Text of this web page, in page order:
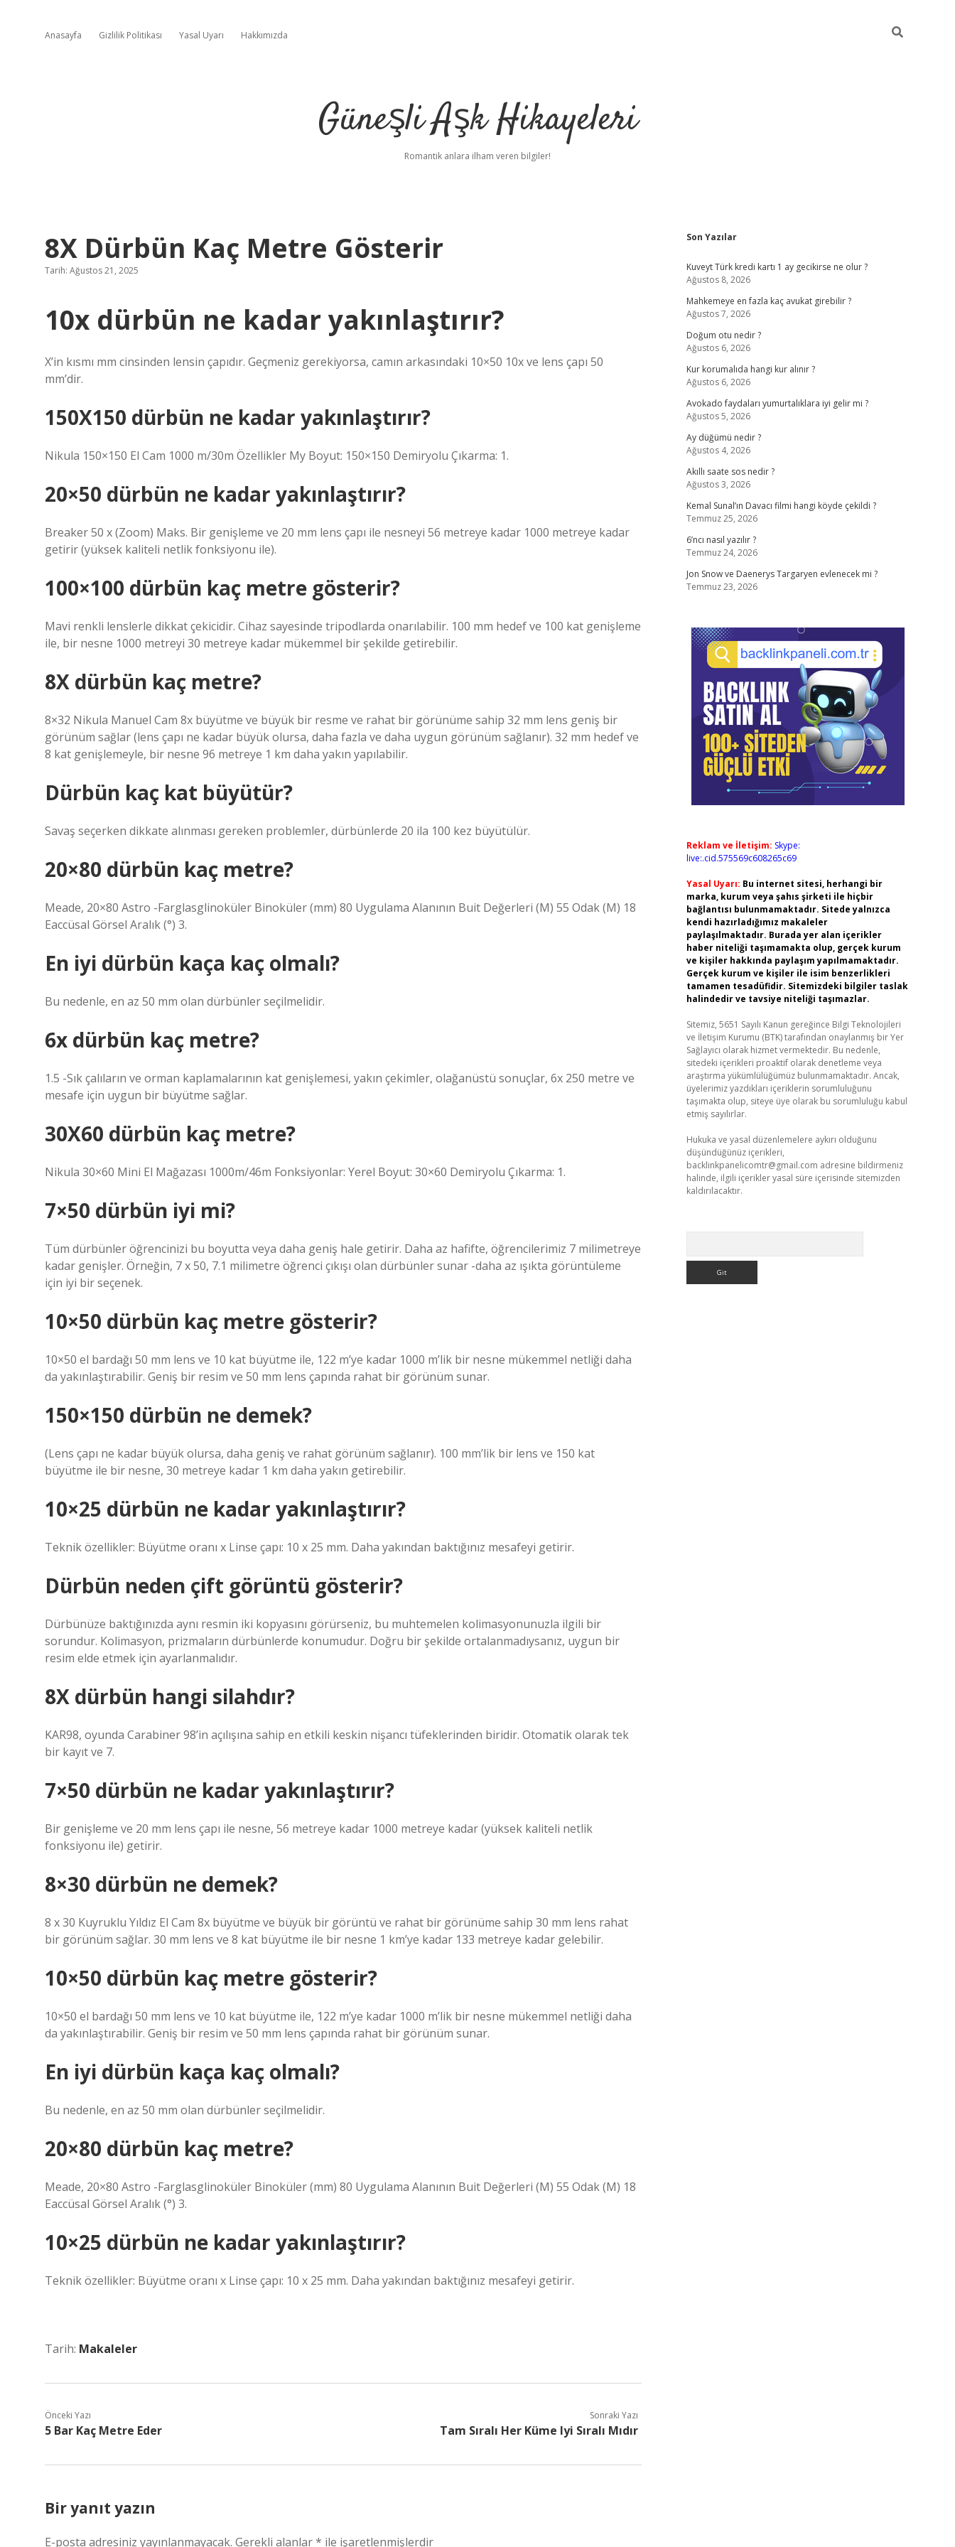
Anasayfa Gizlilik Politikası Yasal Uyarı Hakkımızda
Güneşli Aşk Hikayeleri
Romantik anlara ilham veren bilgiler!
8X Dürbün Kaç Metre Gösterir
Tarih: Ağustos 21, 2025
10x dürbün ne kadar yakınlaştırır?
X’in kısmı mm cinsinden lensin çapıdır. Geçmeniz gerekiyorsa, camın arkasındaki 10×50 10x ve lens çapı 50
mm’dir.
150X150 dürbün ne kadar yakınlaştırır?
Nikula 150×150 El Cam 1000 m/30m Özellikler My Boyut: 150×150 Demiryolu Çıkarma: 1.
20×50 dürbün ne kadar yakınlaştırır?
Breaker 50 x (Zoom) Maks. Bir genişleme ve 20 mm lens çapı ile nesneyi 56 metreye kadar 1000 metreye kadar
getirir (yüksek kaliteli netlik fonksiyonu ile).
100×100 dürbün kaç metre gösterir?
Mavi renkli lenslerle dikkat çekicidir. Cihaz sayesinde tripodlarda onarılabilir. 100 mm hedef ve 100 kat genişleme
ile, bir nesne 1000 metreyi 30 metreye kadar mükemmel bir şekilde getirebilir.
8X dürbün kaç metre?
8×32 Nikula Manuel Cam 8x büyütme ve büyük bir resme ve rahat bir görünüme sahip 32 mm lens geniş bir
görünüm sağlar (lens çapı ne kadar büyük olursa, daha fazla ve daha uygun görünüm sağlanır). 32 mm hedef ve
8 kat genişlemeyle, bir nesne 96 metreye 1 km daha yakın yapılabilir.
Dürbün kaç kat büyütür?
Savaş seçerken dikkate alınması gereken problemler, dürbünlerde 20 ila 100 kez büyütülür.
20×80 dürbün kaç metre?
Meade, 20×80 Astro -Farglasglinoküler Binoküler (mm) 80 Uygulama Alanının Buit Değerleri (M) 55 Odak (M) 18
Eaccüsal Görsel Aralık (°) 3.
En iyi dürbün kaça kaç olmalı?
Bu nedenle, en az 50 mm olan dürbünler seçilmelidir.
6x dürbün kaç metre?
1.5 -Sık çalıların ve orman kaplamalarının kat genişlemesi, yakın çekimler, olağanüstü sonuçlar, 6x 250 metre ve
mesafe için uygun bir büyütme sağlar.
30X60 dürbün kaç metre?
Nikula 30×60 Mini El Mağazası 1000m/46m Fonksiyonlar: Yerel Boyut: 30×60 Demiryolu Çıkarma: 1.
7×50 dürbün iyi mi?
Tüm dürbünler öğrencinizi bu boyutta veya daha geniş hale getirir. Daha az hafifte, öğrencilerimiz 7 milimetreye
kadar genişler. Örneğin, 7 x 50, 7.1 milimetre öğrenci çıkışı olan dürbünler sunar -daha az ışıkta görüntüleme
için iyi bir seçenek.
10×50 dürbün kaç metre gösterir?
10×50 el bardağı 50 mm lens ve 10 kat büyütme ile, 122 m’ye kadar 1000 m’lik bir nesne mükemmel netliği daha
da yakınlaştırabilir. Geniş bir resim ve 50 mm lens çapında rahat bir görünüm sunar.
150×150 dürbün ne demek?
(Lens çapı ne kadar büyük olursa, daha geniş ve rahat görünüm sağlanır). 100 mm’lik bir lens ve 150 kat
büyütme ile bir nesne, 30 metreye kadar 1 km daha yakın getirebilir.
10×25 dürbün ne kadar yakınlaştırır?
Teknik özellikler: Büyütme oranı x Linse çapı: 10 x 25 mm. Daha yakından baktığınız mesafeyi getirir.
Dürbün neden çift görüntü gösterir?
Dürbünüze baktığınızda aynı resmin iki kopyasını görürseniz, bu muhtemelen kolimasyonunuzla ilgili bir
sorundur. Kolimasyon, prizmaların dürbünlerde konumudur. Doğru bir şekilde ortalanmadıysanız, uygun bir
resim elde etmek için ayarlanmalıdır.
8X dürbün hangi silahdır?
KAR98, oyunda Carabiner 98’in açılışına sahip en etkili keskin nişancı tüfeklerinden biridir. Otomatik olarak tek
bir kayıt ve 7.
7×50 dürbün ne kadar yakınlaştırır?
Bir genişleme ve 20 mm lens çapı ile nesne, 56 metreye kadar 1000 metreye kadar (yüksek kaliteli netlik
fonksiyonu ile) getirir.
8×30 dürbün ne demek?
8 x 30 Kuyruklu Yıldız El Cam 8x büyütme ve büyük bir görüntü ve rahat bir görünüme sahip 30 mm lens rahat
bir görünüm sağlar. 30 mm lens ve 8 kat büyütme ile bir nesne 1 km’ye kadar 133 metreye kadar gelebilir.
10×50 dürbün kaç metre gösterir?
10×50 el bardağı 50 mm lens ve 10 kat büyütme ile, 122 m’ye kadar 1000 m’lik bir nesne mükemmel netliği daha
da yakınlaştırabilir. Geniş bir resim ve 50 mm lens çapında rahat bir görünüm sunar.
En iyi dürbün kaça kaç olmalı?
Bu nedenle, en az 50 mm olan dürbünler seçilmelidir.
20×80 dürbün kaç metre?
Meade, 20×80 Astro -Farglasglinoküler Binoküler (mm) 80 Uygulama Alanının Buit Değerleri (M) 55 Odak (M) 18
Eaccüsal Görsel Aralık (°) 3.
10×25 dürbün ne kadar yakınlaştırır?
Teknik özellikler: Büyütme oranı x Linse çapı: 10 x 25 mm. Daha yakından baktığınız mesafeyi getirir.
Tarih: Makaleler
Önceki Yazı
5 Bar Kaç Metre Eder
Sonraki Yazı
Tam Sıralı Her Küme Iyi Sıralı Mıdır
Bir yanıt yazın
E-posta adresiniz yayınlanmayacak. Gerekli alanlar* ile işaretlenmişlerdir
Sidebar
Son Yazılar
Kuveyt Türk kredi kartı 1 ay gecikirse ne olur ?
Ağustos 8, 2026
Mahkemeye en fazla kaç avukat girebilir ?
Ağustos 7, 2026
Doğum otu nedir ?
Ağustos 6, 2026
Kur korumalıda hangi kur alınır ?
Ağustos 6, 2026
Avokado faydaları yumurtalıklara iyi gelir mi ?
Ağustos 5, 2026
Ay düğümü nedir ?
Ağustos 4, 2026
Akıllı saate sos nedir ?
Ağustos 3, 2026
Kemal Sunal’ın Davacı filmi hangi köyde çekildi ?
Temmuz 25, 2026
6’ncı nasıl yazılır ?
Temmuz 24, 2026
Jon Snow ve Daenerys Targaryen evlenecek mi ?
Temmuz 23, 2026
Reklam ve İletişim: Skype:
live:.cid.575569c608265c69
Yasal Uyarı: Bu internet sitesi, herhangi bir
marka, kurum veya şahıs şirketi ile hiçbir
bağlantısı bulunmamaktadır. Sitede yalnızca
kendi hazırladığımız makaleler
paylaşılmaktadır. Burada yer alan içerikler
haber niteliği taşımamakta olup, gerçek kurum
ve kişiler hakkında paylaşım yapılmamaktadır.
Gerçek kurum ve kişiler ile isim benzerlikleri
tamamen tesadüfidir. Sitemizdeki bilgiler taslak
halindedir ve tavsiye niteliği taşımazlar.
Sitemiz, 5651 Sayılı Kanun gereğince Bilgi Teknolojileri
ve İletişim Kurumu (BTK) tarafından onaylanmış bir Yer
Sağlayıcı olarak hizmet vermektedir. Bu nedenle,
sitedeki içerikleri proaktif olarak denetleme veya
araştırma yükümlülüğümüz bulunmamaktadır. Ancak,
üyelerimiz yazdıkları içeriklerin sorumluluğunu
taşımakta olup, siteye üye olarak bu sorumluluğu kabul
etmiş sayılırlar.
Hukuka ve yasal düzenlemelere aykırı olduğunu
düşündüğünüz içerikleri,
backlinkpanelicomtr@gmail.com adresine bildirmeniz
halinde, ilgili içerikler yasal süre içerisinde sitemizden
kaldırılacaktır.
betcivdcasino giriş